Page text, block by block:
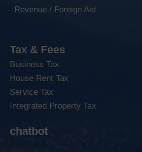
Revenue / Foreign Aid
Tax & Fees
Business Tax
House Rent Tax
Service Tax
Integrated Property Tax
chatbot